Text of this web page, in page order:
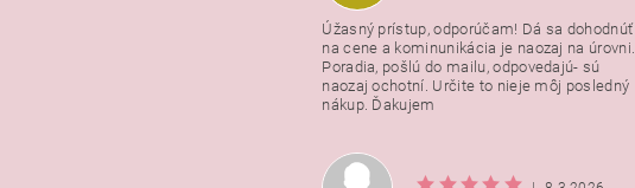
Úžasný prístup, odporúčam! Dá sa dohodnúť
na cene a kominunikácia je naozaj na úrovni.
Poradia, pošlú do mailu, odpovedajú- sú
naozaj ochotní. Určite to nieje môj posledný
nákup. Ďakujem